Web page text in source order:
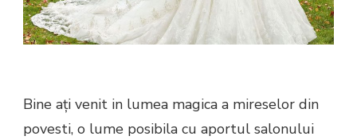
Bine ați venit in lumea magica a mireselor din
povesti, o lume posibila cu aportul salonului